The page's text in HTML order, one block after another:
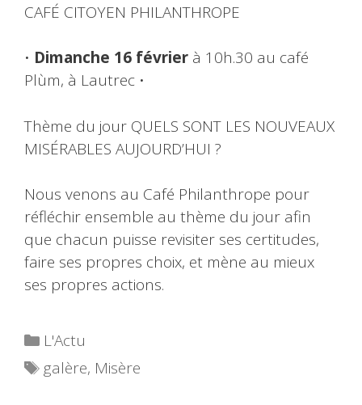
CAFÉ CITOYEN PHILANTHROPE
• Dimanche 16 février à 10h.30 au café
Plùm, à Lautrec •
Thème du jour QUELS SONT LES NOUVEAUX
MISÉRABLES AUJOURD’HUI ?
Nous venons au Café Philanthrope pour
réfléchir ensemble au thème du jour afin
que chacun puisse revisiter ses certitudes,
faire ses propres choix, et mène au mieux
ses propres actions.
Catégories
L'Actu
Étiquettes
galère, Misère